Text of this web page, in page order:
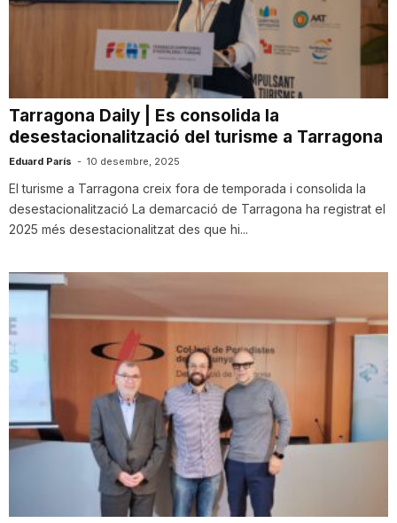
r
r
n
Tarragona Daily | Es consolida la
desestacionalització del turisme a Tarragona
Eduard París - 10 desembre, 2025
El turisme a Tarragona creix fora de temporada i consolida la
desestacionalització La demarcació de Tarragona ha registrat el
2025 més desestacionalitzat des que hi...